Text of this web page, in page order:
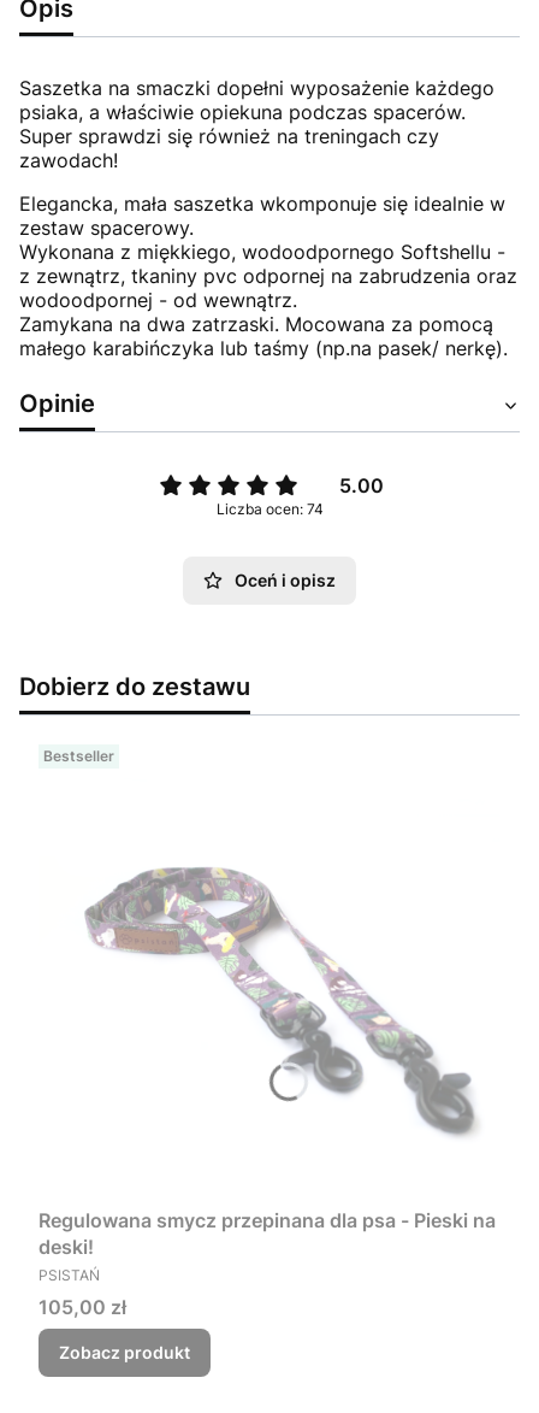
Opis
Saszetka na smaczki dopełni wyposażenie każdego
psiaka, a właściwie opiekuna podczas spacerów.
Super sprawdzi się również na treningach czy
zawodach!
Elegancka, mała saszetka wkomponuje się idealnie w
zestaw spacerowy.
Wykonana z miękkiego, wodoodpornego Softshellu -
z zewnątrz, tkaniny pvc odpornej na zabrudzenia oraz
wodoodpornej - od wewnątrz.
Zamykana na dwa zatrzaski. Mocowana za pomocą
małego karabińczyka lub taśmy (np.na pasek/ nerkę).
Opinie
5.00
Liczba ocen: 74
Oceń i opisz
Dobierz do zestawu
Bestseller
Regulowana smycz przepinana dla psa - Pieski na
deski!
PRODUCENT
PSISTAŃ
Cena
105,00 zł
Zobacz produkt